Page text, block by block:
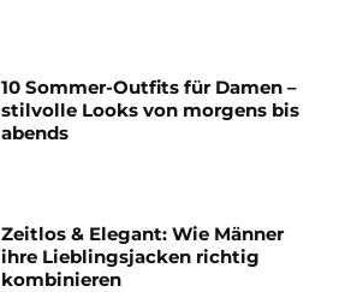
10 Sommer-Outfits für Damen –
stilvolle Looks von morgens bis
abends
Zeitlos & Elegant: Wie Männer
ihre Lieblingsjacken richtig
kombinieren